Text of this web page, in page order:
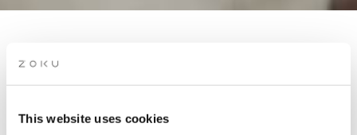
This website uses cookies
CAREER CLUB DK PANEL &
INDFLYDELSE